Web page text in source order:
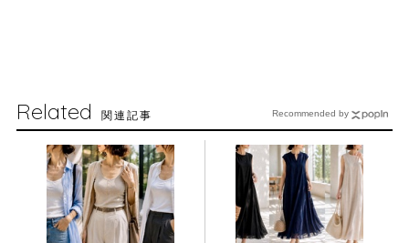
Related 関連記事 Recommended by